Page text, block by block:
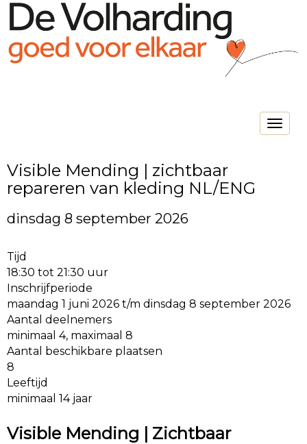
Toggle
Visible Mending | zichtbaar
repareren van kleding NL/ENG
dinsdag 8 september 2026
Tijd
18:30 tot 21:30 uur
Inschrijfperiode
maandag 1 juni 2026 t/m dinsdag 8 september 2026
Aantal deelnemers
minimaal 4, maximaal 8
Aantal beschikbare plaatsen
8
Leeftijd
minimaal 14 jaar
Visible Mending | Zichtbaar